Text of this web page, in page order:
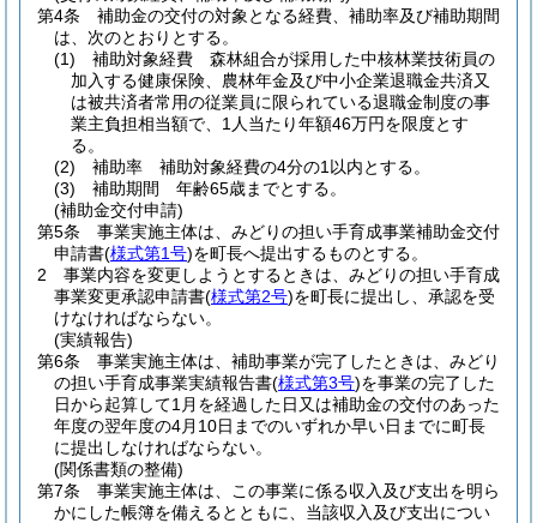
第4条
補助金の交付の対象となる経費、補助率及び補助期間
は、次のとおりとする。
(1)
補助対象経費 森林組合が採用した中核林業技術員の
加入する健康保険、農林年金及び中小企業退職金共済又
は被共済者常用の従業員に限られている退職金制度の事
業主負担相当額で、1人当たり年額46万円を限度とす
る。
(2)
補助率 補助対象経費の4分の1以内とする。
(3)
補助期間 年齢65歳までとする。
(補助金交付申請)
第5条
事業実施主体は、みどりの担い手育成事業補助金交付
申請書(様式第1号)を町長へ提出するものとする。
2
事業内容を変更しようとするときは、みどりの担い手育成
事業変更承認申請書(様式第2号)を町長に提出し、承認を受
けなければならない。
(実績報告)
第6条
事業実施主体は、補助事業が完了したときは、みどり
の担い手育成事業実績報告書(様式第3号)を事業の完了した
日から起算して1月を経過した日又は補助金の交付のあった
年度の翌年度の4月10日までのいずれか早い日までに町長
に提出しなければならない。
(関係書類の整備)
第7条
事業実施主体は、この事業に係る収入及び支出を明ら
かにした帳簿を備えるとともに、当該収入及び支出につい